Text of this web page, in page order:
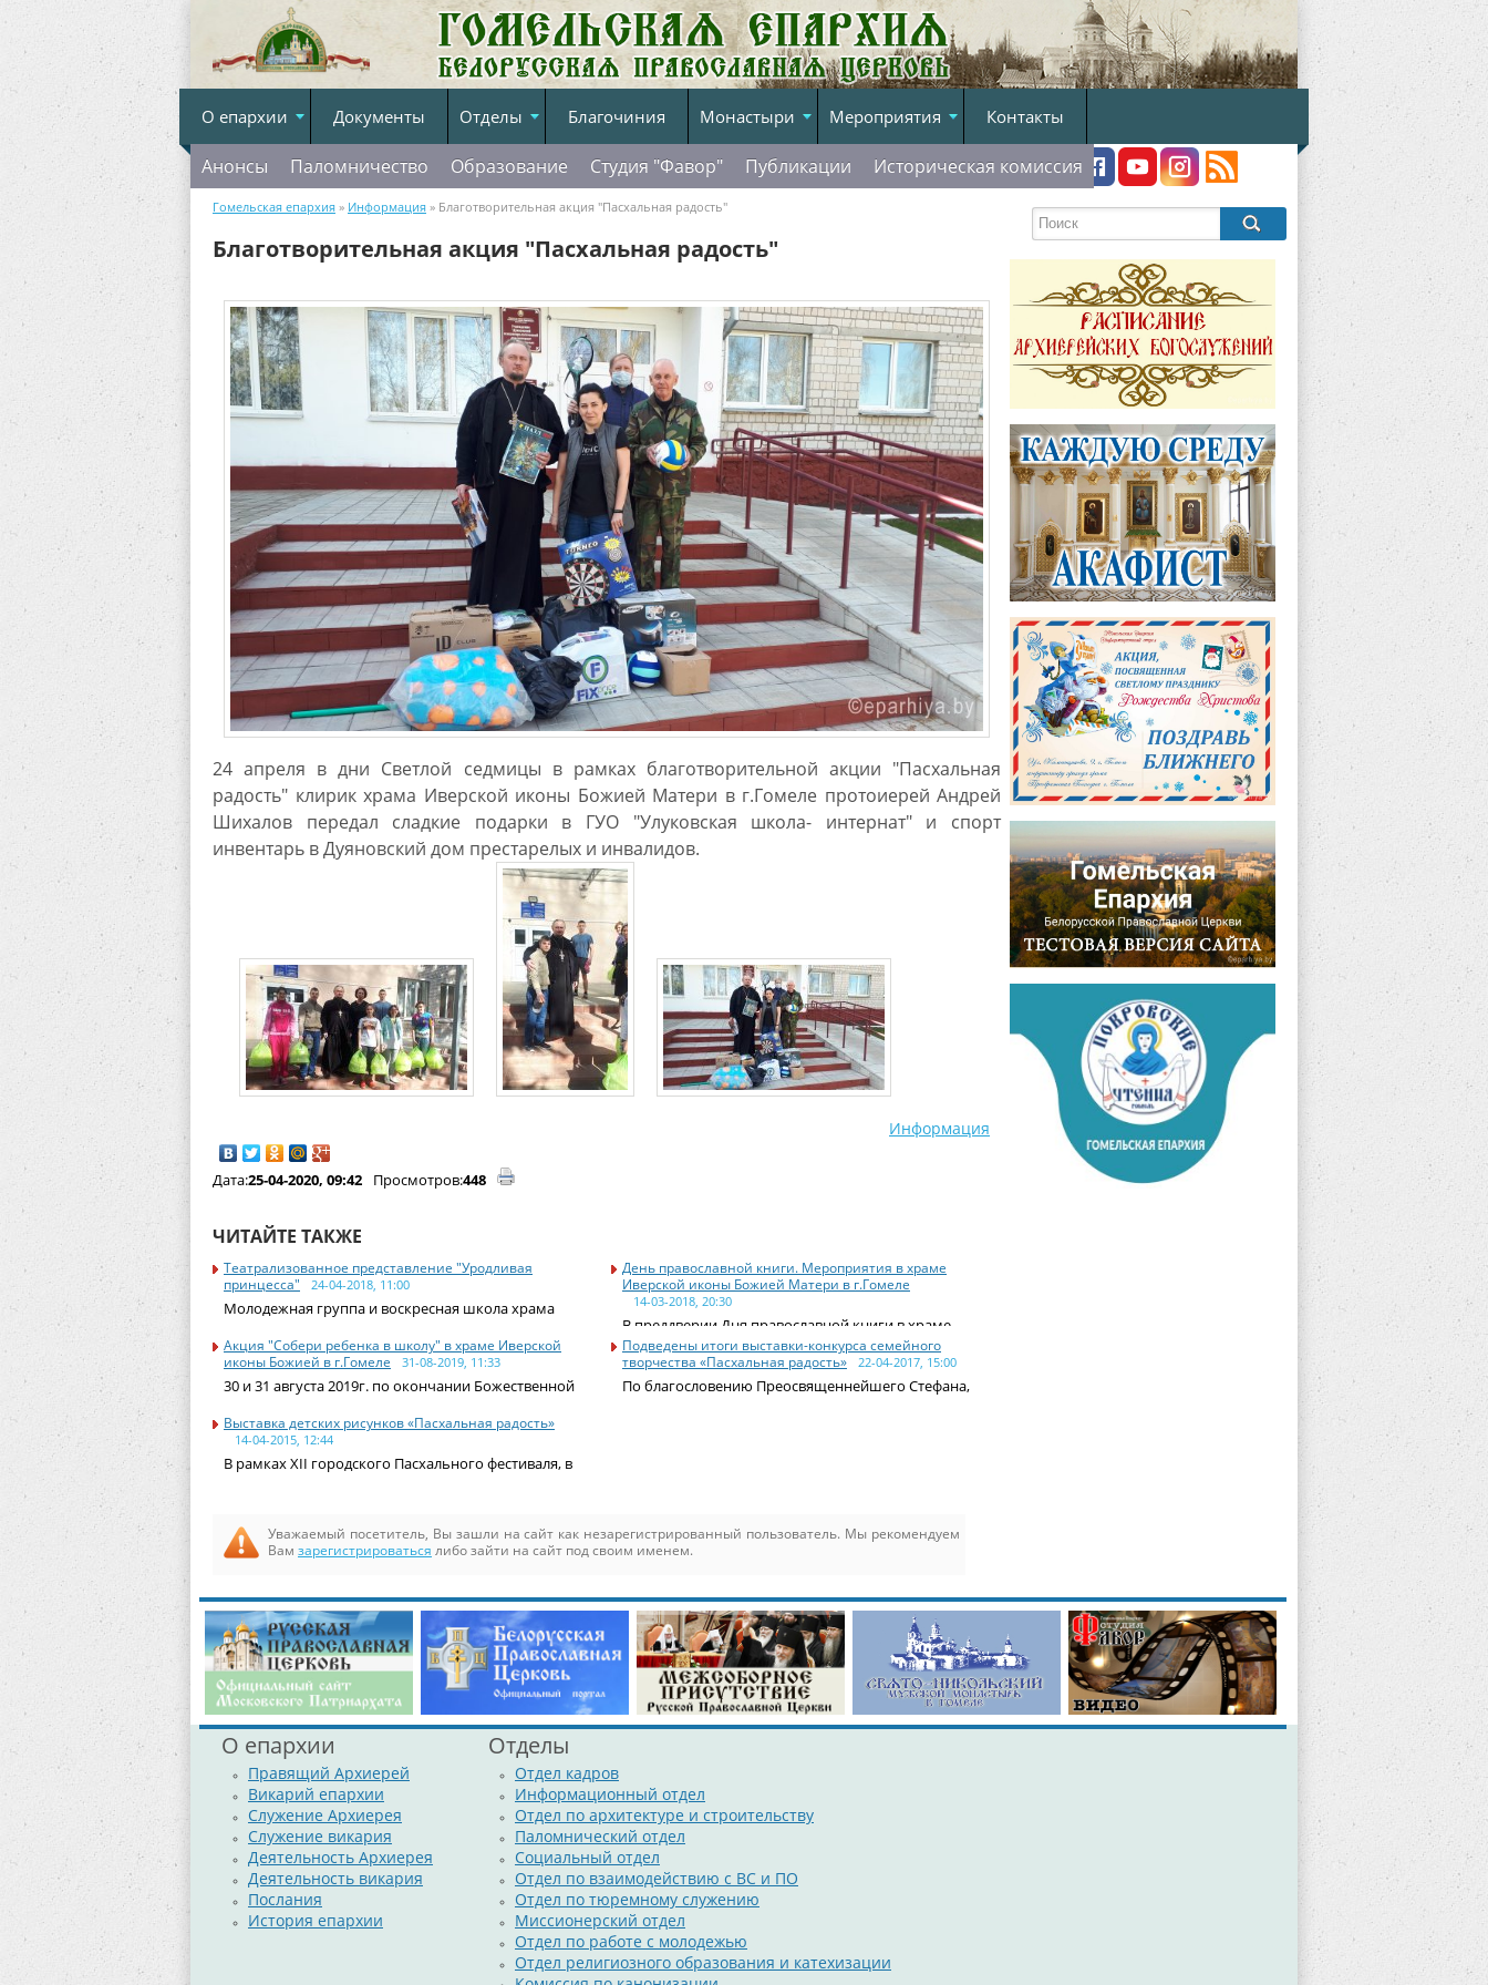
О епархии Документы Отделы Благочиния Монастыри Мероприятия Контакты
Анонсы Паломничество Образование Студия "Фавор" Публикации Историческая комиссия
Гомельская епархия » Информация » Благотворительная акция "Пасхальная радость"
Благотворительная акция "Пасхальная радость"
24 апреля в дни Светлой седмицы в рамках благотворительной акции "Пасхальная
радость" клирик храма Иверской иконы Божией Матери в г.Гомеле протоиерей Андрей
Шихалов передал сладкие подарки в ГУО "Улуковская школа- интернат" и спорт
инвентарь в Дуяновский дом престарелых и инвалидов.
Информация
Дата:25-04-2020, 09:42 Просмотров:448
ЧИТАЙТЕ ТАКЖЕ
Театрализованное представление "Уродливая
принцесса"
24-04-2018, 11:00
Молодежная группа и воскресная школа храма
День православной книги. Мероприятия в храме
Иверской иконы Божией Матери в г.Гомеле
14-03-2018, 20:30
В преддверии Дня православной книги в храме
Акция "Собери ребенка в школу" в храме Иверской
иконы Божией в г.Гомеле
31-08-2019, 11:33
30 и 31 августа 2019г. по окончании Божественной
Подведены итоги выставки-конкурса семейного
творчества «Пасхальная радость»
22-04-2017, 15:00
По благословению Преосвященнейшего Стефана,
Выставка детских рисунков «Пасхальная радость»
14-04-2015, 12:44
В рамках XII городского Пасхального фестиваля, в
Уважаемый посетитель, Вы зашли на сайт как незарегистрированный пользователь. Мы рекомендуем
Вам зарегистрироваться либо зайти на сайт под своим именем.
О епархии
Правящий Архиерей
Викарий епархии
Служение Архиерея
Служение викария
Деятельность Архиерея
Деятельность викария
Послания
История епархии
Отделы
Отдел кадров
Информационный отдел
Отдел по архитектуре и строительству
Паломнический отдел
Социальный отдел
Отдел по взаимодействию с ВС и ПО
Отдел по тюремному служению
Миссионерский отдел
Отдел по работе с молодежью
Отдел религиозного образования и катехизации